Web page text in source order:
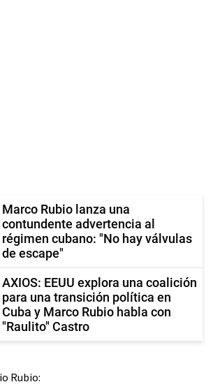
Marco Rubio lanza una
contundente advertencia al
régimen cubano: "No hay válvulas
de escape"
AXIOS: EEUU explora una coalición
para una transición política en
Cuba y Marco Rubio habla con
"Raulito" Castro
Rubio: